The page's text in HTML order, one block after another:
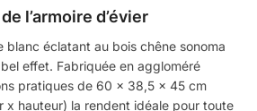
l’armoire d’évier
blanc éclatant au bois chêne sonoma
effet. Fabriquée en aggloméré
pratiques de 60 x 38,5 x 45 cm
x hauteur) la rendent idéale pour toute